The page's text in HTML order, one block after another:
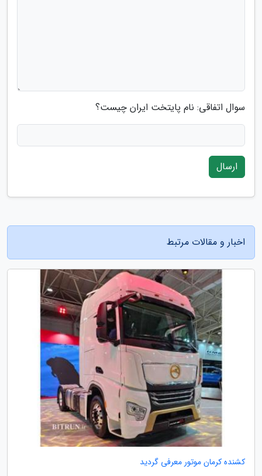
سوال اتفاقی: نام پایتخت ایران چیست؟
ارسال
اخبار و مقالات مرتبط
کشنده کرمان موتور معرفی گردید